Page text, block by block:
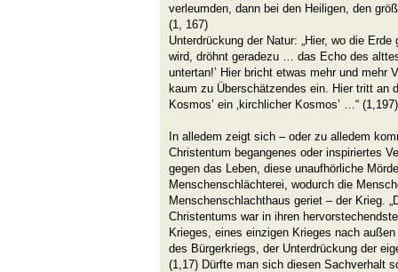
verleumden, dann bei den Heiligen, den
(1, 167)
Unterdrückung der Natur: „Hier, wo die
wird, dröhnt geradezu … das Echo des
untertan!’ Hier bricht etwas mehr und mehr
kaum zu Überschätzendes ein. Hier tritt an
Kosmos’ ein ‚kirchlicher Kosmos’ …“ (1,197)
In alledem zeigt sich – oder zu alledem
Christentum begangenes oder inspiriertes
gegen das Leben, diese unaufhörliche
Menschenschlächterei, wodurch die
Menschenschlachthaus geriet – der Krieg.
Christentums war in ihren
Krieges, eines einzigen Krieges nach
des Bürgerkriegs, der Unterdrückung der
(1,17) Dürfte man sich diesen Sachverhalt